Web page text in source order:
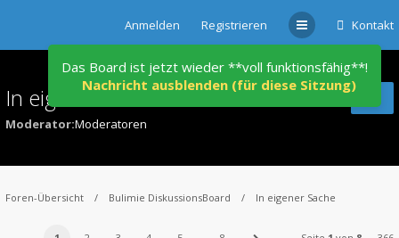
Das Board ist jetzt wieder **voll funktionsfähig**!
Nachricht ausblenden (für diese Sitzung)
Anmelden Registrieren Kontakt
In eigener Sache
Moderator:Moderatoren
Foren-Übersicht Bulimie DiskussionsBoard In eigener Sache